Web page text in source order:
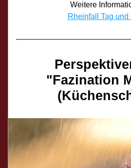
Weitere
Rheinfall Tag und
"Fazination